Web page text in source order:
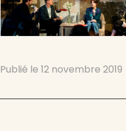
Publié le12 novembre 2019